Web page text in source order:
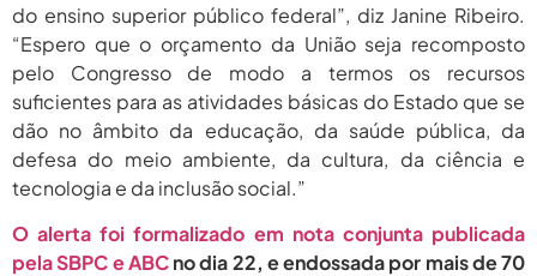
do ensino superior público federal”, diz Janine Ribeiro.
“Espero que o orçamento da União seja recomposto
pelo Congresso de modo a termos os recursos
suficientes para as atividades básicas do Estado que se
dão no âmbito da educação, da saúde pública, da
defesa do meio ambiente, da cultura, da ciência e
tecnologia e da inclusão social.”
O alerta foi formalizado em nota conjunta publicada
pela SBPC e ABCno dia 22, e endossada por mais de 70